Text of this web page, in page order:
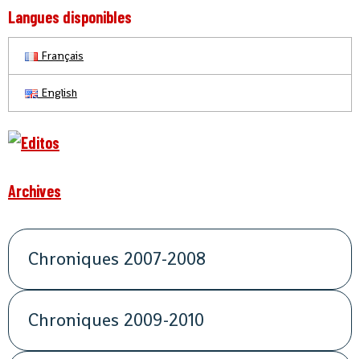
Langues disponibles
Français
English
Archives
Chroniques 2007-2008
Chroniques 2009-2010